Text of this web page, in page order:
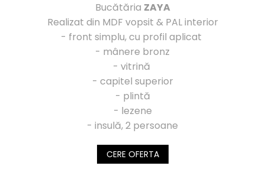
Bucătăria ZAYA
Realizat din MDF vopsit & PAL interior
- front simplu, cu profil aplicat
- mânere bronz
- vitrină
- capitel superior
- plintă
- lezene
- insulă, 2 persoane
CERE OFERTA